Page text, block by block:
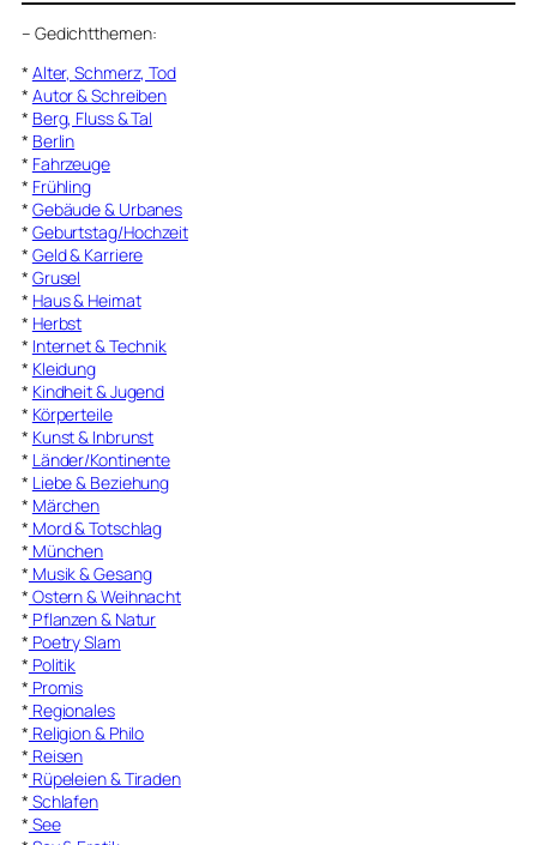
– Gedichtthemen:
* Alter, Schmerz, Tod
* Autor & Schreiben
* Berg, Fluss & Tal
* Berlin
* Fahrzeuge
* Frühling
* Gebäude & Urbanes
* Geburtstag/Hochzeit
* Geld & Karriere
* Grusel
* Haus & Heimat
* Herbst
* Internet & Technik
* Kleidung
* Kindheit & Jugend
* Körperteile
* Kunst & Inbrunst
* Länder/Kontinente
* Liebe & Beziehung
* Märchen
* Mord & Totschlag
* München
* Musik & Gesang
* Ostern & Weihnacht
* Pflanzen & Natur
* Poetry Slam
* Politik
* Promis
* Regionales
* Religion & Philo
* Reisen
* Rüpeleien & Tiraden
* Schlafen
* See